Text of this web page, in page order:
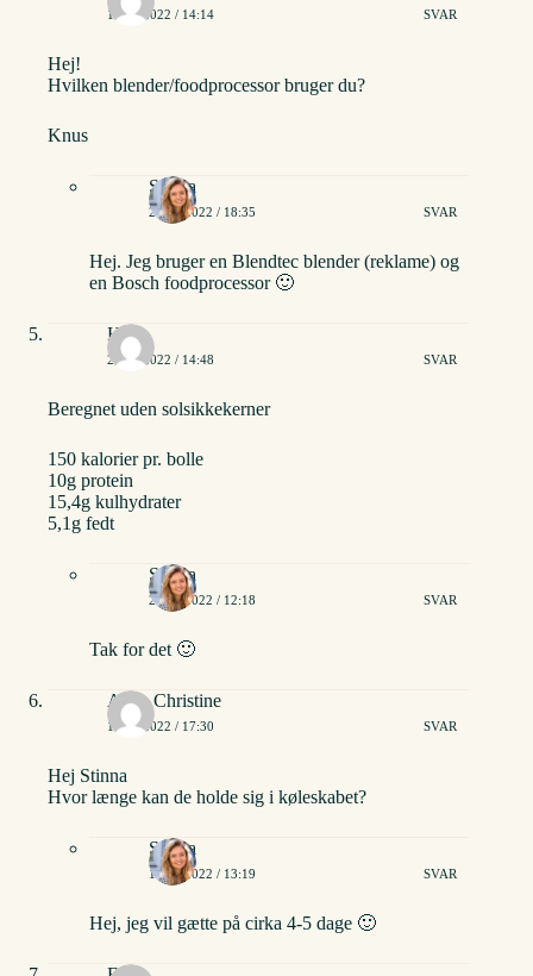
18/10/2022 / 14:14 SVAR
Hej!
Hvilken blender/foodprocessor bruger du?
Knus
Stinna
24/10/2022 / 18:35 SVAR
Hej. Jeg bruger en Blendtec blender (reklame) og
en Bosch foodprocessor 🙂
Helle
27/10/2022 / 14:48 SVAR
Beregnet uden solsikkekerner
150 kalorier pr. bolle
10g protein
15,4g kulhydrater
5,1g fedt
Stinna
28/10/2022 / 12:18 SVAR
Tak for det 🙂
Anne Christine
13/11/2022 / 17:30 SVAR
Hej Stinna
Hvor længe kan de holde sig i køleskabet?
Stinna
15/11/2022 / 13:19 SVAR
Hej, jeg vil gætte på cirka 4-5 dage 🙂